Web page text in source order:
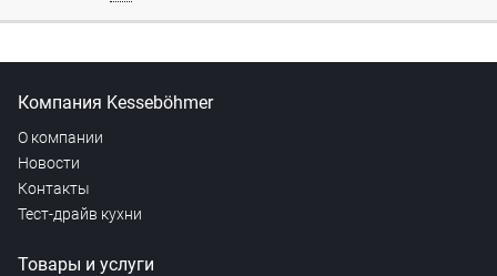
Компания Kesseböhmer
О компании
Новости
Контакты
Тест-драйв кухни
Товары и услуги